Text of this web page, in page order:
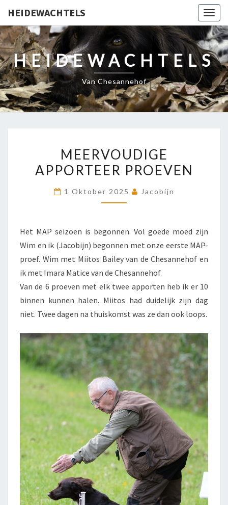
HEIDEWACHTELS
HEIDEWACHTELS
Van Chesannehof
APPORTEER
PROEVEN
MEERVOUDIGE
APPORTEER PROEVEN
1 Oktober 2025 Jacobijn
Het MAP seizoen is begonnen. Vol goede moed zijn
Wim en ik (Jacobijn) begonnen met onze eerste MAP-
proef. Wim met Miitos Bailey van de Chesannehof en
ik met Imara Matice van de Chesannehof.
Van de 6 proeven met elk twee apporten heb ik er 10
binnen kunnen halen. Miitos had duidelijk zijn dag
niet. Twee dagen na thuiskomst was ze dan ook loops.